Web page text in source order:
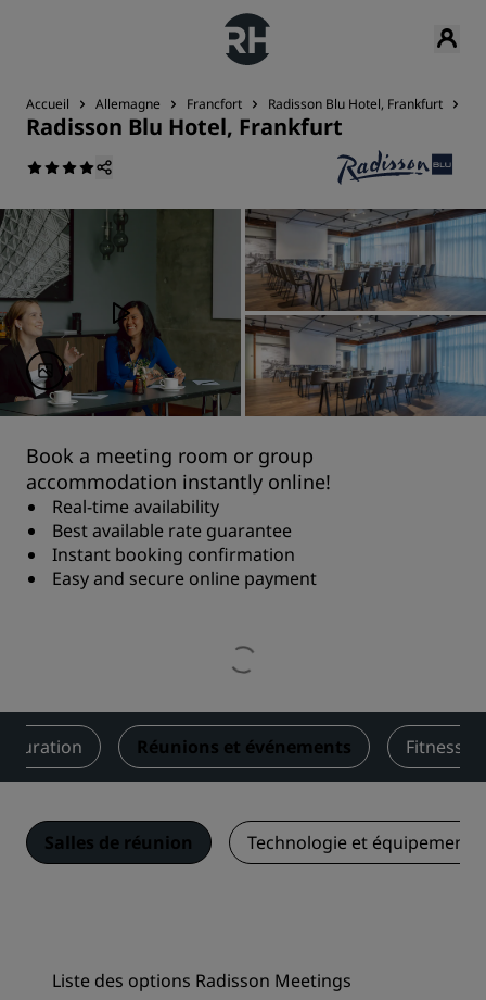
Accueil Allemagne Francfort Radisson Blu Hotel, Frankfurt
Radisson Blu Hotel, Frankfurt
Book a meeting room or group
accommodation instantly online!
Real-time availability
Best available rate guarantee
Instant booking confirmation
Easy and secure online payment
Réunions et événements Fitness
Salles de réunion Technologie et équipements
Liste des options Radisson Meetings